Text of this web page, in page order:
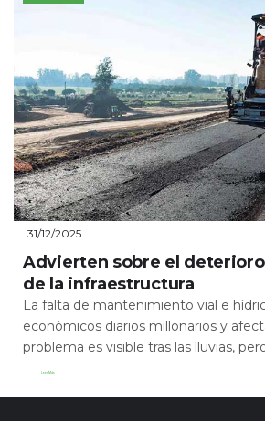
31/12/2025
Advierten sobre el deterioro
de la infraestructura
La falta de mantenimiento vial e
económicos diarios millonarios y
problema es visible tras las lluvias,
Leer Más